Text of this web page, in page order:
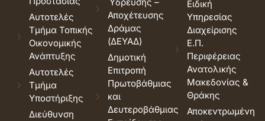
Αυτοτελές
Τμήμα Τοπικής
Οικονομικής
Ανάπτυξης
Αυτοτελές
Τμήμα
Υποστήριξης
Διεύθυνση
Αποχέτευσης
Δράμας
(ΔΕΥΑΔ)
Δημοτική
Επιτροπή
Πρωτοβάθμιας
και
Δευτεροβάθμιας
Ειδική
Υπηρεσίας
Διαχείρισης
Ε.Π.
Περιφέρειας
Ανατολικής
Μακεδονίας &
Θράκης
Αποκεντρωμένη